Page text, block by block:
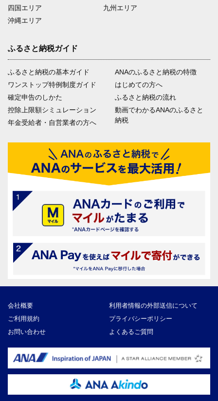
四国エリア
沖縄エリア
九州エリア
ふるさと納税ガイド
ふるさと納税の基本ガイド
ワンストップ特例制度ガイド
確定申告のしかた
控除上限額シミュレーション
年金受給者・自営業者の方へ
ANAのふるさと納税の特徴
はじめての方へ
ふるさと納税の流れ
動画でわかるANAのふるさと
納税
会社概要
利用者情報の外部送信について
ご利用規約
プライバシーポリシー
お問い合わせ
よくあるご質問